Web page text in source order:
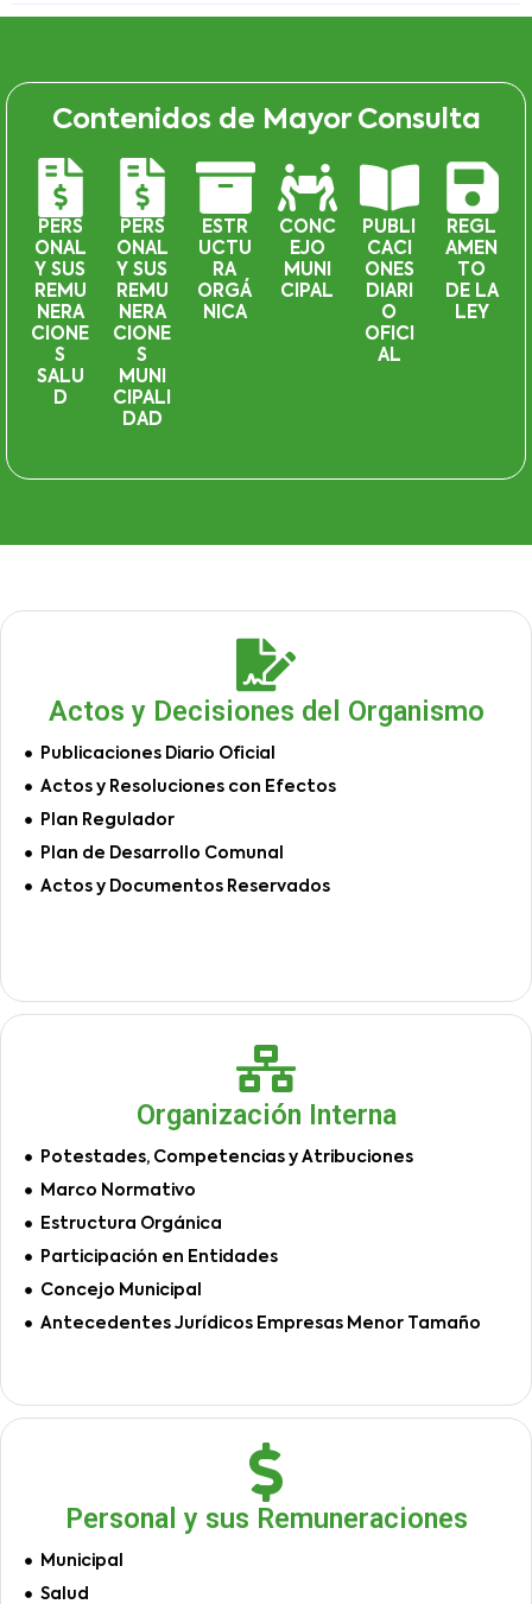
Contenidos de Mayor Consulta
PERS
ONAL
Y SUS
REMU
NERA
CIONE
S
SALU
D
PERS
ONAL
Y SUS
REMU
NERA
CIONE
S
MUNI
CIPALI
DAD
ESTR
UCTU
RA
ORGÁ
NICA
CONC
EJO
MUNI
CIPAL
PUBLI
CACI
ONES
DIARI
O
OFICI
AL
REGL
AMEN
TO
DE LA
LEY
Actos y Decisiones del Organismo
Publicaciones Diario Oficial
Actos y Resoluciones con Efectos
Plan Regulador
Plan de Desarrollo Comunal
Actos y Documentos Reservados
Organización Interna
Potestades, Competencias y Atribuciones
Marco Normativo
Estructura Orgánica
Participación en Entidades
Concejo Municipal
Antecedentes Jurídicos Empresas Menor Tamaño
Personal y sus Remuneraciones
Municipal
Salud